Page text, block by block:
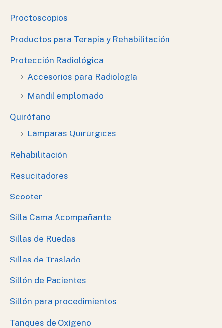
Proctoscopios
Productos para Terapia y Rehabilitación
Protección Radiológica
Accesorios para Radiología
Mandil emplomado
Quirófano
Lámparas Quirúrgicas
Rehabilitación
Resucitadores
Scooter
Silla Cama Acompañante
Sillas de Ruedas
Sillas de Traslado
Sillón de Pacientes
Sillón para procedimientos
Tanques de Oxígeno